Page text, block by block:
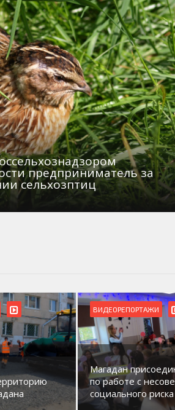
предприниматель за
сельхозптиц
ВИДЕОРЕПОРТАЖИ
Магадан
по работе с
социального